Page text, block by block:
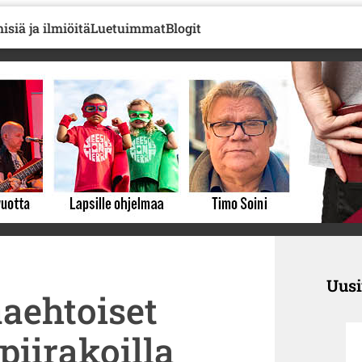
ja ilmiöitäLuetuimmatBlogit